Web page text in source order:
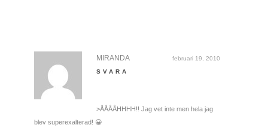
februari 19, 2010
MIRANDA
SVARA
>ÅÅÅÅHHHH!! Jag vet inte men hela jag
blev superexalterad! 😀